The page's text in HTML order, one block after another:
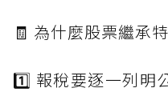
🧾 為什麼股票繼承
1️⃣ 報稅要逐一列明